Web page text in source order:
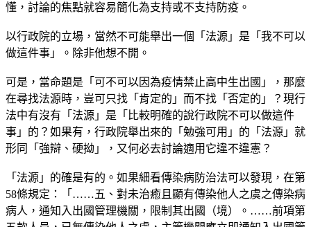
懂，討論的焦點就容易簡化為支持或不支持防疫。
以行政院的立場，當然不可能舉出一個「法源」是「我不可以
做這件事」。除非他想不開。
可是，當命題是「可不可以因為疫情禁止高中生出國」，那麼
在尋找法源時，豈可只找「肯定的」而不找「否定的」？現行
法中有沒有「法源」是「比較明確的說行政院不可以做這件
事」的？如果有，行政院舉出來的「勉強可用」的「法源」就
形同「強辯、硬拗」，又何必去討論適用它違不違憲？
「法源」的確是有的。如果細看傳染病防治法可以發現，在第
58條規定：「……五、對未治癒且顯有傳染他人之虞之傳染病
病人，通知入出國管理機關，限制其出國（境）。……前項第